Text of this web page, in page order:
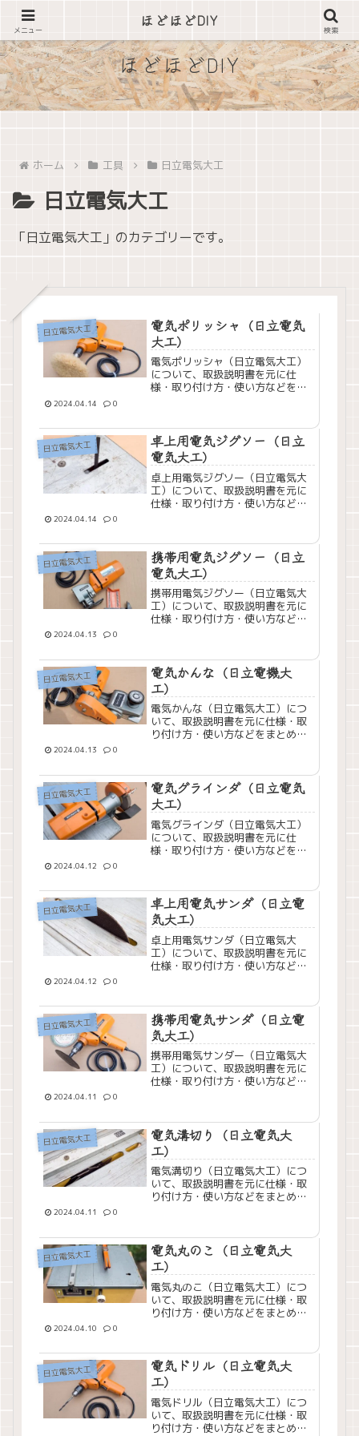
できそうな事は自分でやってみる
ほどほどDIY
ホーム 工具 日立電気大工
日立電気大工
「日立電気大工」のカテゴリーです。
日立電気大工
電気ポリッシャ（日立電気
大工）
電気ポリッシャ（日立電気大工）
について、取扱説明書を元に仕
様・取り付け方・使い方などをま
2024.04.14 0
日立電気大工
卓上用電気ジグソー（日立
電気大工）
卓上用電気ジグソー（日立電気大
工）について、取扱説明書を元に
仕様・取り付け方・使い方などを
2024.04.14 0
日立電気大工
携帯用電気ジグソー（日立
電気大工）
携帯用電気ジグソー（日立電気大
工）について、取扱説明書を元に
仕様・取り付け方・使い方などを
2024.04.13 0
日立電気大工
電気かんな（日立電機大
工）
電気かんな（日立電気大工）につ
いて、取扱説明書を元に仕様・取
り付け方・使い方などをまとめて
2024.04.13 0
日立電気大工
電気グラインダ（日立電気
大工）
電気グラインダ（日立電気大工）
について、取扱説明書を元に仕
様・取り付け方・使い方などをま
2024.04.12 0
日立電気大工
卓上用電気サンダ（日立電
気大工）
卓上用電気サンダ（日立電気大
工）について、取扱説明書を元に
仕様・取り付け方・使い方などを
2024.04.12 0
日立電気大工
携帯用電気サンダ（日立電
気大工）
携帯用電気サンダー（日立電気大
工）について、取扱説明書を元に
仕様・取り付け方・使い方などを
2024.04.11 0
日立電気大工
電気溝切り（日立電気大
工）
電気溝切り（日立電気大工）につ
いて、取扱説明書を元に仕様・取
り付け方・使い方などをまとめて
2024.04.11 0
日立電気大工
電気丸のこ（日立電気大
工）
電気丸のこ（日立電気大工）につ
いて、取扱説明書を元に仕様・取
り付け方・使い方などをまとめて
2024.04.10 0
日立電気大工
電気ドリル（日立電気大
工）
電気ドリル（日立電気大工）につ
いて、取扱説明書を元に仕様・取
り付け方・使い方などをまとめて
メニュー
ほどほどDIY
検索